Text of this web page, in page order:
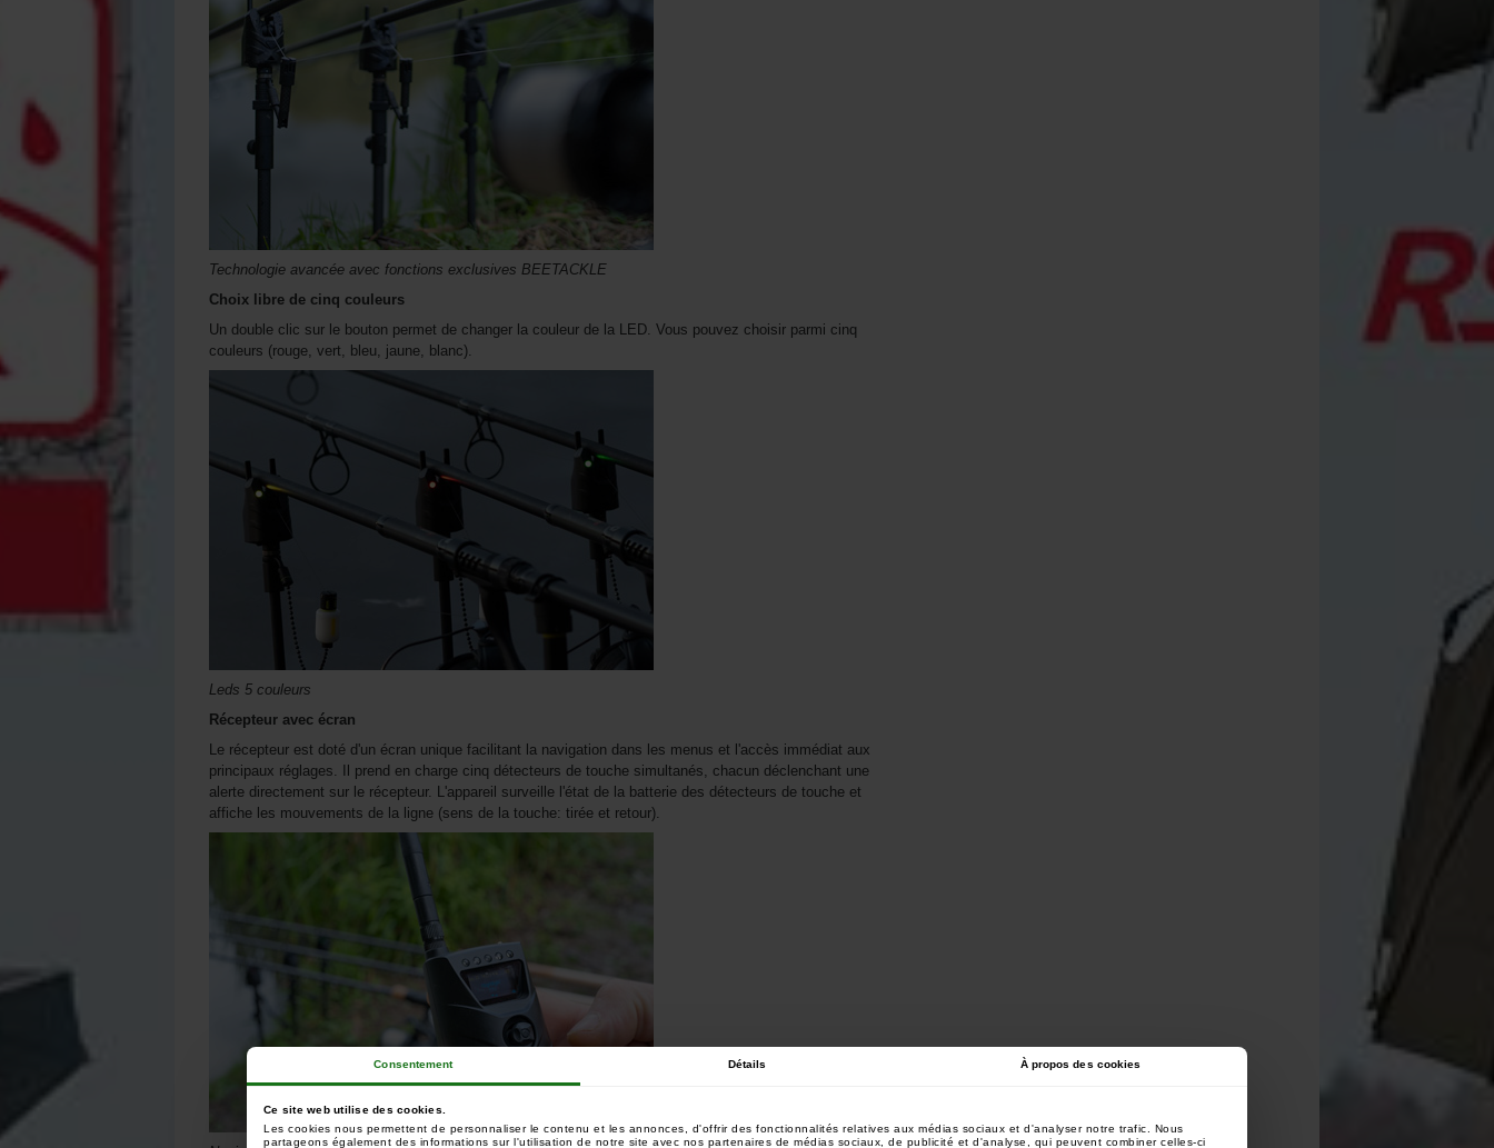
Consentement Détails À propos des cookies
Ce site web utilise des cookies.
Les cookies nous permettent de personnaliser le contenu et les annonces, d'offrir des fonctionnalités relatives aux médias sociaux et d'analyser notre trafic. Nous
partageons également des informations sur l'utilisation de notre site avec nos partenaires de médias sociaux, de publicité et d'analyse, qui peuvent combiner celles-ci
Technologie avancée avec fonctions exclusives BEETACKLE
Choix libre de cinq couleurs
Un double clic sur le bouton permet de changer la couleur de la LED. Vous pouvez choisir parmi cinq
couleurs (rouge, vert, bleu, jaune, blanc).
Leds 5 couleurs
Récepteur avec écran
Le récepteur est doté d'un écran unique facilitant la navigation dans les menus et l'accès immédiat aux
principaux réglages. Il prend en charge cinq détecteurs de touche simultanés, chacun déclenchant une
alerte directement sur le récepteur. L'appareil surveille l'état de la batterie des détecteurs de touche et
affiche les mouvements de la ligne (sens de la touche: tirée et retour).